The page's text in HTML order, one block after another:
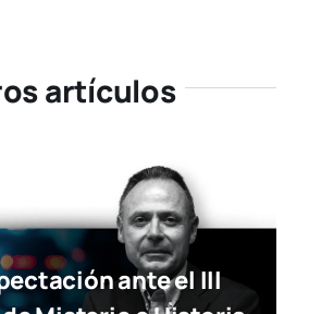
artículos
ante el III